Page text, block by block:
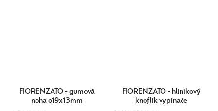
FIORENZATO - gumová
noha o19x13mm
FIORENZATO - hliníkový
knoflík vypínače